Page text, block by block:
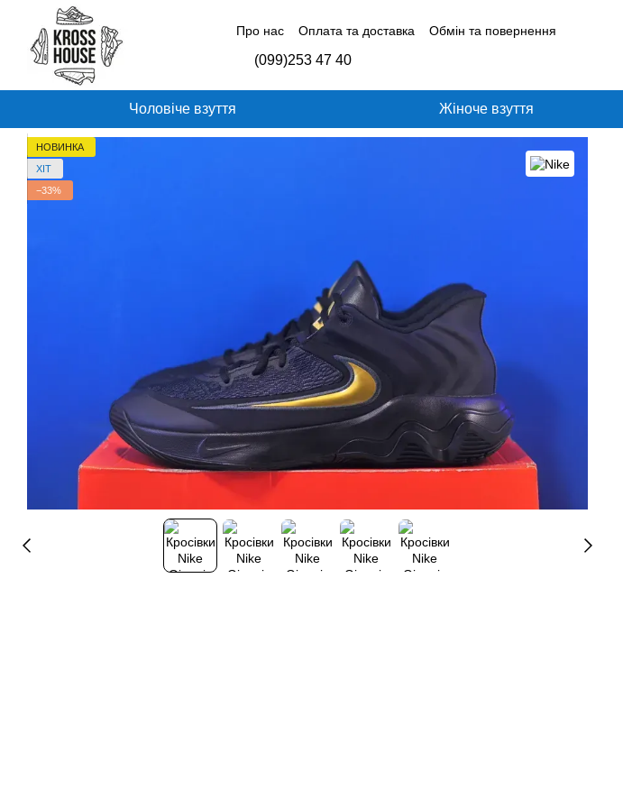
Перейти до основного контенту
Про нас
Оплата та доставка
Обмін та повернення
Відгуки про магазин
(099)253 47 40
Чоловіче взуття Жіноче взуття
НОВИНКА
ХІТ
−33%